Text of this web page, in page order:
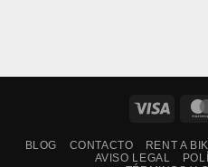
Visa
BLOG CONTACTO RENT A
AVISO LEGAL